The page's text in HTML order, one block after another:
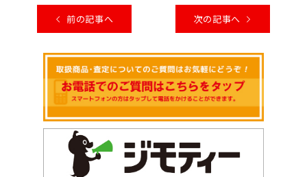
前の記事へ 次の記事へ